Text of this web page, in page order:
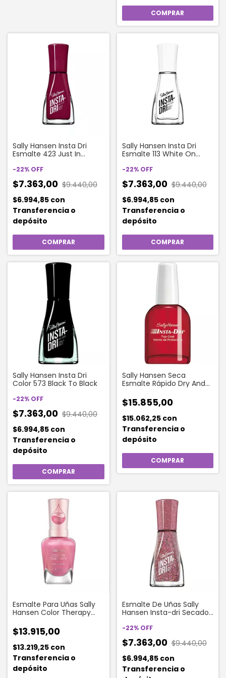
Sally Hansen Insta Dri
Esmalte 423 Just In
-22% OFF
$7.363,00 $9.440,00
$6.994,85 con
Transferencia o
depósito
Sally Hansen Insta Dri
Esmalte 113 White On
-22% OFF
$7.363,00 $9.440,00
$6.994,85 con
Transferencia o
depósito
Sally Hansen Insta Dri
Color 573 Black To Black
-22% OFF
$7.363,00 $9.440,00
$6.994,85 con
Transferencia o
depósito
Sally Hansen Seca
Esmalte Rápido Dry And
Segundos
$15.855,00
$15.062,25 con
Transferencia o
depósito
Esmalte Para Uñas Sally
Hansen Color Therapy
$13.915,00
$13.219,25 con
Transferencia o
depósito
Esmalte De Uñas Sally
Hansen Insta-dri Secado
Confetti Pop
-22% OFF
$7.363,00 $9.440,00
$6.994,85 con
Transferencia o